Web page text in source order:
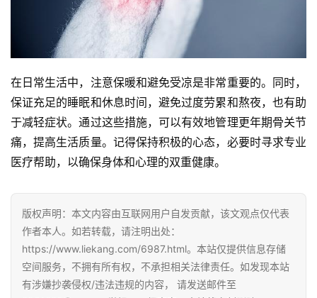
在日常生活中，注意保暖和避免受凉是非常重要的。同时，
保证充足的睡眠和休息时间，避免过度劳累和熬夜，也有助
于减轻症状。通过这些措施，可以有效地管理更年期骨关节
痛，提高生活质量。记得保持积极的心态，必要时寻求专业
医疗帮助，以确保身体和心理的双重健康。
版权声明：本文内容由互联网用户自发贡献，该文观点仅代表
作者本人。如若转载，请注明出处：
https://www.liekang.com/6987.html。本站仅提供信息存储
空间服务，不拥有所有权，不承担相关法律责任。如发现本站
有涉嫌抄袭侵权/违法违规的内容， 请发送邮件至